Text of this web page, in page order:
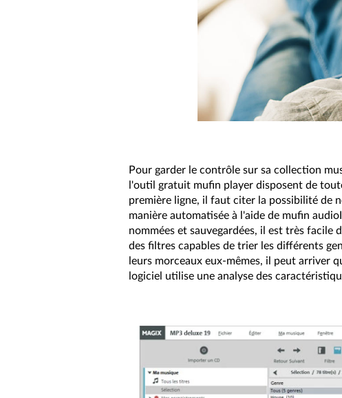
Pour garder le contrôle sur sa collection
l'outil gratuit mufin player disposent de
première ligne, il faut citer la possibilité de
manière automatisée à l'aide de mufin
nommées et sauvegardées, il est très
des filtres capables de trier les différents
leurs morceaux eux-mêmes, il peut arriver
logiciel utilise une analyse des